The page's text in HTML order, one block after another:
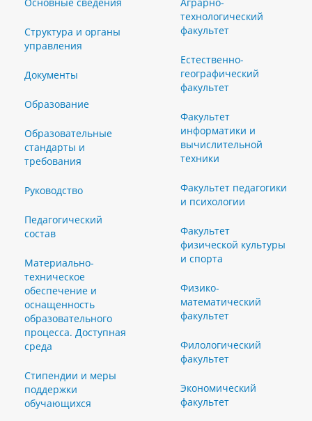
Структура и органы
управления
Документы
Образование
Образовательные
стандарты и
требования
Руководство
Педагогический
состав
Материально-
техническое
обеспечение и
оснащенность
образовательного
процесса. Доступная
среда
Стипендии и меры
поддержки
обучающихся
технологический
факультет
Естественно-
географический
факультет
Факультет
информатики и
вычислительной
техники
Факультет педагогики
и психологии
Факультет
физической культуры
и спорта
Физико-
математический
факультет
Филологический
факультет
Экономический
факультет